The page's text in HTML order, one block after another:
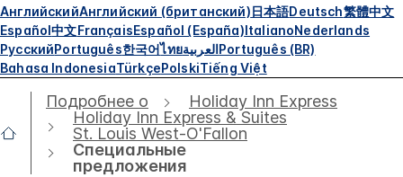
АнглийскийАнглийский (британский)日本語Deutsch繁體中文
Español中文FrançaisEspañol (España)ItalianoNederlands
РусскийPortuguês한국어ไทยالعربيةPortuguês (BR)
Bahasa IndonesiaTürkçePolskiTiếng Việt
Подробнее о
Holiday Inn Express
Holiday Inn Express & Suites
St. Louis West-O'Fallon
Специальные
предложения